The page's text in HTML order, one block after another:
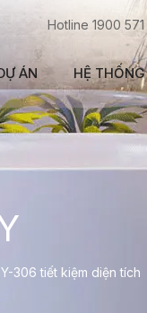
Hotline 1900
ÁN HỆ
306 tiết kiệm diện tích